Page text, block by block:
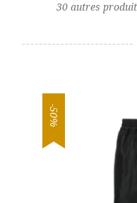
30 autres
-50%